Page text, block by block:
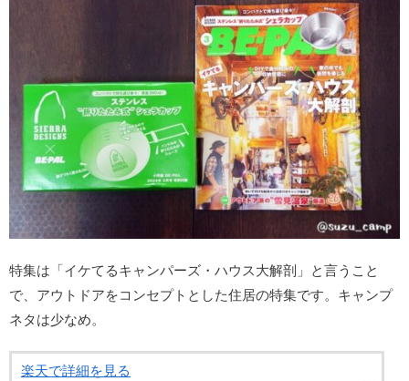
特集は「イケてるキャンパーズ・ハウス大解剖」と言うこと
で、アウトドアをコンセプトとした住居の特集です。キャンプ
ネタは少なめ。
楽天で詳細を見る